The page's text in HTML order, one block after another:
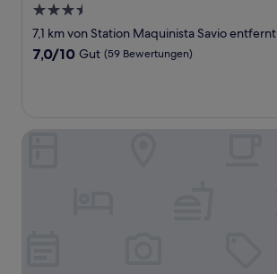
3.5-
Sterne-
Unterkunft
7,1 km von Station Maquinista Savio entfernt
7.0
Bewertungen)
7,0/10 Gut (59 Bewertungen)